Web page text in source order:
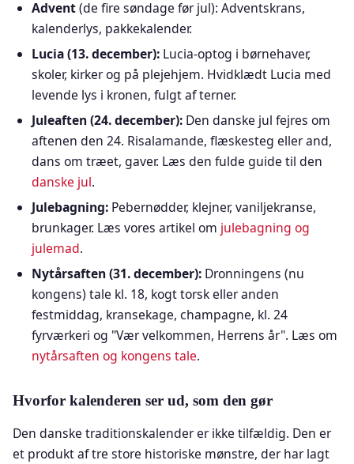
Advent(de fire søndage før jul): Adventskrans,
kalenderlys, pakkekalender.
Lucia (13. december): Lucia-optog i børnehaver,
skoler, kirker og på plejehjem. Hvidklædt Lucia med
levende lys i kronen, fulgt af terner.
Juleaften (24. december): Den danske jul fejres om
aftenen den 24. Risalamande, flæskesteg eller and,
dans om træet, gaver. Læs den fulde guide til den
danske jul.
Julebagning: Pebernødder, klejner, vaniljekranse,
brunkager. Læs vores artikel om julebagning og
julemad.
Nytårsaften (31. december): Dronningens (nu
kongens) tale kl. 18, kogt torsk eller anden
festmiddag, kransekage, champagne, kl. 24
fyrværkeri og "Vær velkommen, Herrens år". Læs om
nytårsaften og kongens tale.
Hvorfor kalenderen ser ud, som den gør
Den danske traditionskalender er ikke tilfældig. Den er
et produkt af tre store historiske mønstre, der har lagt